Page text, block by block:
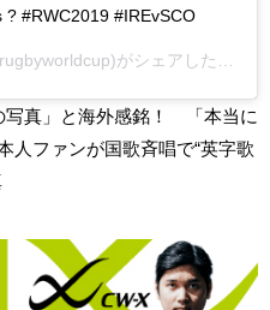
#RWC2019 #IREvSCO
がシェアした投稿 –
写真」と海外感銘！ 「本当に
ファンが国歌斉唱で“英字歌